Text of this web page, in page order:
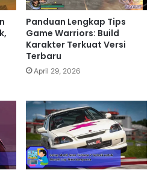
Panduan Lengkap Tips
Game Warriors: Build
Karakter Terkuat Versi
Terbaru
April 29, 2026